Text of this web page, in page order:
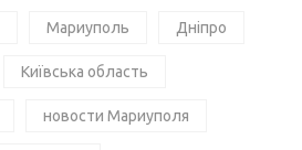
Мариуполь Дніпро
Київська область
новости Мариуполя